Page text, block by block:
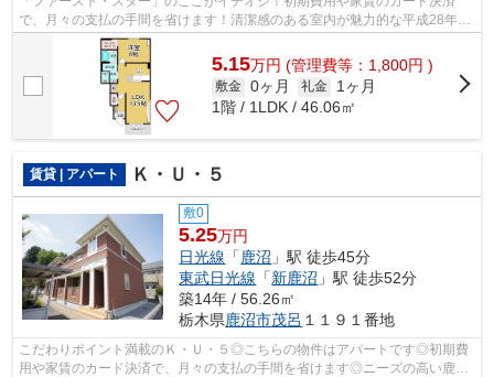
で、月々の支払の手間を省けます！清潔感のある室内が魅力的な平成28年築
の物件となっており、一押しです！室内...
5.15万円 (管理費等：1,800円 )
敷金 0ヶ月 礼金
1ヶ月
1階 / 1LDK / 46.06㎡
賃貸 | アパート Ｋ・Ｕ・５
敷0
5.25万円
日光線 「鹿沼 」駅 徒歩45分
東武日光線 「新鹿沼 」駅 徒歩52分
築14年 / 56.26㎡
栃木県鹿沼市茂呂 １１９１番地
こだわりポイント満載のＫ・Ｕ・５◎こちらの物件はアパートです◎初期費
用や家賃のカード決済で、月々の支払の手間を省けます◎ニーズの高い鹿沼